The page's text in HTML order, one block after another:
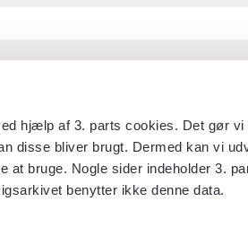
hjælp af 3. parts cookies. Det gør vi
disse bliver brugt. Dermed kan vi
at bruge. Nogle sider indeholder 3.
benytter ikke denne data.